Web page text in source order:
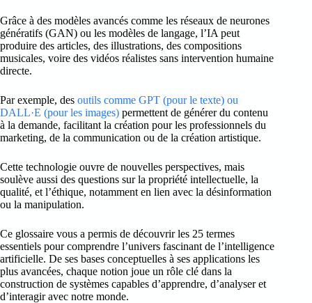
Grâce à des modèles avancés comme les réseaux de neurones
génératifs (GAN) ou les modèles de langage, l’IA peut
produire des articles, des illustrations, des compositions
musicales, voire des vidéos réalistes sans intervention humaine
directe.
Par exemple, des outils comme GPT (pour le texte) ou
DALL·E (pour les images) permettent de générer du contenu
à la demande, facilitant la création pour les professionnels du
marketing, de la communication ou de la création artistique.
Cette technologie ouvre de nouvelles perspectives, mais
soulève aussi des questions sur la propriété intellectuelle, la
qualité, et l’éthique, notamment en lien avec la désinformation
ou la manipulation.
Ce glossaire vous a permis de découvrir les 25 termes
essentiels pour comprendre l’univers fascinant de l’intelligence
artificielle. De ses bases conceptuelles à ses applications les
plus avancées, chaque notion joue un rôle clé dans la
construction de systèmes capables d’apprendre, d’analyser et
d’interagir avec notre monde.